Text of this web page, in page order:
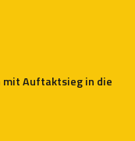
mit Auftaktsieg in die